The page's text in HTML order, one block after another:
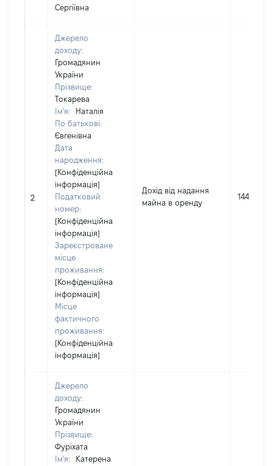
Сергіївна
2
Джерело
доходу:
Громадянин
України
Прізвище:
Токарева
Ім'я:
Наталія
По батькові:
Євгенівна
Дата
народження:
[Конфіденційна
інформація]
Податковий
номер:
[Конфіденційна
інформація]
Зареєстроване
місце
проживання:
[Конфіденційна
інформація]
Місце
фактичного
проживання:
[Конфіденційна
інформація]
Дохід від надання
майна в оренду
1440
Джерело
доходу:
Громадянин
України
Прізвище:
Фуріхата
Ім'я:
Катерена